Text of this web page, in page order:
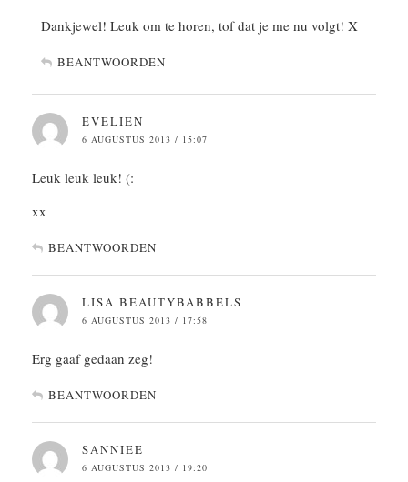
Dankjewel! Leuk om te horen, tof dat je me nu volgt! X
BEANTWOORDEN
EVELIEN
6 AUGUSTUS 2013 / 15:07
Leuk leuk leuk! (:
xx
BEANTWOORDEN
LISA BEAUTYBABBELS
6 AUGUSTUS 2013 / 17:58
Erg gaaf gedaan zeg!
BEANTWOORDEN
SANNIEE
6 AUGUSTUS 2013 / 19:20